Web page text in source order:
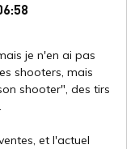
je n'en ai pas
shooters, mais
shooter", des tirs
et l'actuel